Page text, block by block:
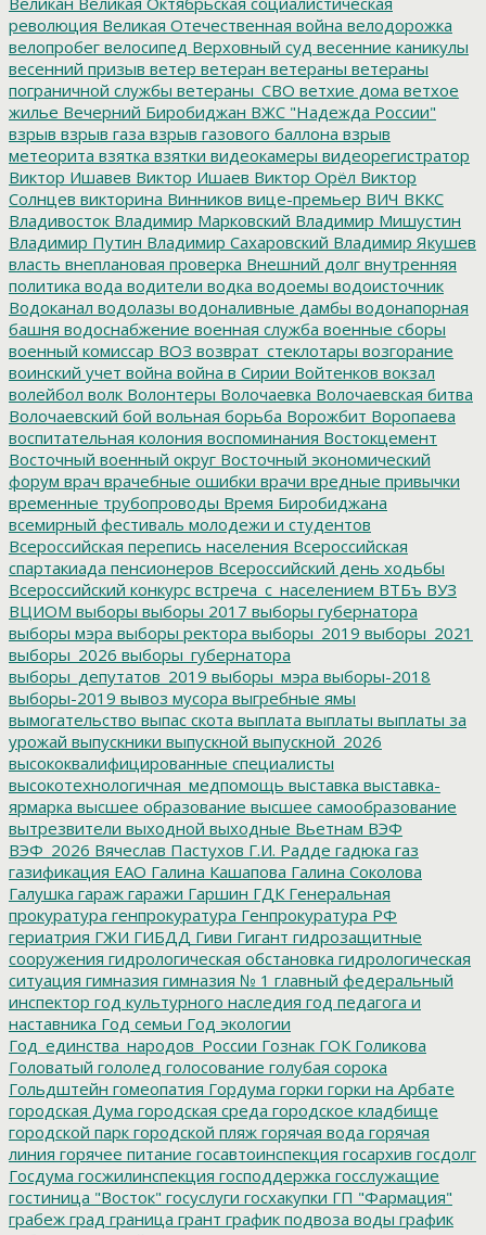
революция Великая Отечественная война велодорожка
велопробег велосипед Верховный суд весенние каникулы
весенний призыв ветер ветеран ветераны ветераны
пограничной службы ветераны_СВО ветхие дома ветхое
жилье Вечерний Биробиджан ВЖС "Надежда России"
взрыв взрыв газа взрыв газового баллона взрыв
метеорита взятка взятки видеокамеры видеорегистратор
Виктор Ишавев Виктор Ишаев Виктор Орёл Виктор
Солнцев викторина Винников вице-премьер ВИЧ ВККС
Владивосток Владимир Марковский Владимир Мишустин
Владимир Путин Владимир Сахаровский Владимир Якушев
власть внеплановая проверка Внешний долг внутренняя
политика вода водители водка водоемы водоисточник
Водоканал водолазы водоналивные дамбы водонапорная
башня водоснабжение военная служба военные сборы
военный комиссар ВОЗ возврат_стеклотары возгорание
воинский учет война война в Сирии Войтенков вокзал
волейбол волк Волонтеры Волочаевка Волочаевская битва
Волочаевский бой вольная борьба Ворожбит Воропаева
воспитательная колония воспоминания Востокцемент
Восточный военный округ Восточный экономический
форум врач врачебные ошибки врачи вредные привычки
временные трубопроводы Время Биробиджана
всемирный фестиваль молодежи и студентов
Всероссийская перепись населения Всероссийская
спартакиада пенсионеров Всероссийский день ходьбы
Всероссийский конкурс встреча_с_населением ВТБъ ВУЗ
ВЦИОМ выборы выборы 2017 выборы губернатора
выборы мэра выборы ректора выборы_2019 выборы_2021
выборы_2026 выборы_губернатора
выборы_депутатов_2019 выборы_мэра выборы-2018
выборы-2019 вывоз мусора выгребные ямы
вымогательство выпас скота выплата выплаты выплаты за
урожай выпускники выпускной выпускной_2026
высококвалифицированные специалисты
высокотехнологичная_медпомощь выставка выставка-
ярмарка высшее образование высшее самообразование
вытрезвители выходной выходные Вьетнам ВЭФ
ВЭФ_2026 Вячеслав Пастухов Г.И. Радде гадюка газ
газификация ЕАО Галина Кашапова Галина Соколова
Галушка гараж гаражи Гаршин ГДК Генеральная
прокуратура генпрокуратура Генпрокуратура РФ
гериатрия ГЖИ ГИБДД Гиви Гигант гидрозащитные
сооружения гидрологическая обстановка гидрологическая
ситуация гимназия гимназия № 1 главный федеральный
инспектор год культурного наследия год педагога и
наставника Год семьи Год экологии
Год_единства_народов_России Гознак ГОК Голикова
Головатый гололед голосование голубая сорока
Гольдштейн гомеопатия Гордума горки горки на Арбате
городская Дума городская среда городское кладбище
городской парк городской пляж горячая вода горячая
линия горячее питание госавтоинспекция госархив госдолг
Госдума госжилинспекция господдержка госслужащие
гостиница "Восток" госуслуги госхакупки ГП "Фармация"
грабеж град граница грант график подвоза воды график